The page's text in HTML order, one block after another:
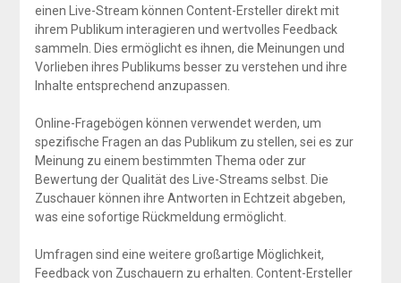
einen Live-Stream können Content-Ersteller direkt mit
ihrem Publikum interagieren und wertvolles Feedback
sammeln. Dies ermöglicht es ihnen, die Meinungen und
Vorlieben ihres Publikums besser zu verstehen und ihre
Inhalte entsprechend anzupassen.
Online-Fragebögen können verwendet werden, um
spezifische Fragen an das Publikum zu stellen, sei es zur
Meinung zu einem bestimmten Thema oder zur
Bewertung der Qualität des Live-Streams selbst. Die
Zuschauer können ihre Antworten in Echtzeit abgeben,
was eine sofortige Rückmeldung ermöglicht.
Umfragen sind eine weitere großartige Möglichkeit,
Feedback von Zuschauern zu erhalten. Content-Ersteller